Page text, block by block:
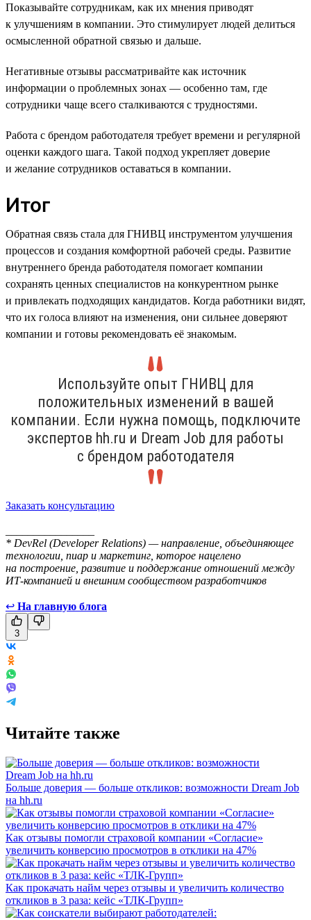
Показывайте сотрудникам, как их мнения приводят
к улучшениям в компании. Это стимулирует людей делиться
осмысленной обратной связью и дальше.
Негативные отзывы рассматривайте как источник
информации о проблемных зонах — особенно там, где
сотрудники чаще всего сталкиваются с трудностями.
Работа с брендом работодателя требует времени и регулярной
оценки каждого шага. Такой подход укрепляет доверие
и желание сотрудников оставаться в компании.
Итог
Обратная связь стала для ГНИВЦ инструментом улучшения
процессов и создания комфортной рабочей среды. Развитие
внутреннего бренда работодателя помогает компании
сохранять ценных специалистов на конкурентном рынке
и привлекать подходящих кандидатов. Когда работники видят,
что их голоса влияют на изменения, они сильнее доверяют
компании и готовы рекомендовать её знакомым.
Используйте опыт ГНИВЦ для
положительных изменений в вашей
компании. Если нужна помощь, подключите
экспертов hh.ru и Dream Job для работы
с брендом работодателя
Заказать консультацию
* DevRel (Developer Relations) — направление, объединяющее
технологии, пиар и маркетинг, которое нацелено
на построение, развитие и поддержание отношений между
ИТ-компанией и внешним сообществом разработчиков
↩ На главную блога
3
Читайте также
Больше доверия — больше откликов: возможности Dream Job
на hh.ru
Как отзывы помогли страховой компании «Согласие»
увеличить конверсию просмотров в отклики на 47%
Как прокачать найм через отзывы и увеличить количество
откликов в 3 раза: кейс «ТЛК-Групп»